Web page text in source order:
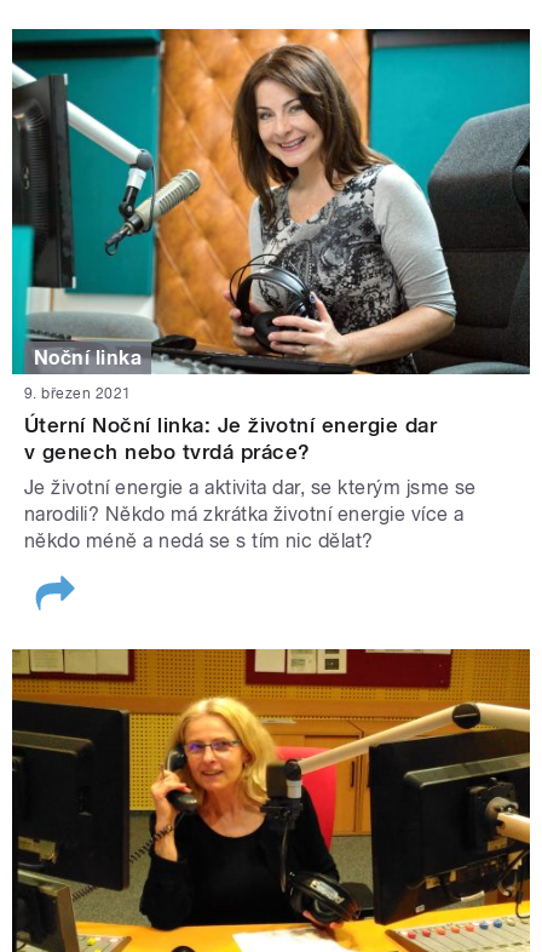
Noční linka
9. březen 2021
Úterní Noční linka: Je životní energie dar
v genech nebo tvrdá práce?
Je životní energie a aktivita dar, se kterým jsme se
narodili? Někdo má zkrátka životní energie více a
někdo méně a nedá se s tím nic dělat?